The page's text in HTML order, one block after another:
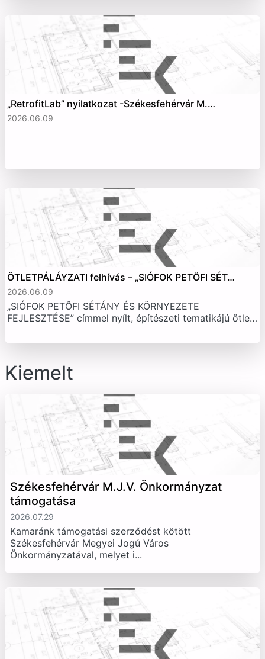
„RetrofitLab” nyilatkozat -Székesfehérvár M.…
2026.06.09
ÖTLETPÁLÁYZATI felhívás – „SIÓFOK PETŐFI SÉT…
2026.06.09
„SIÓFOK PETŐFI SÉTÁNY ÉS KÖRNYEZETE
FEJLESZTÉSE” címmel nyílt, építészeti tematikájú ötle…
Kiemelt
Székesfehérvár M.J.V. Önkormányzat
támogatása
2026.07.29
Kamaránk támogatási szerződést kötött
Székesfehérvár Megyei Jogú Város
Önkormányzatával, melyet i...